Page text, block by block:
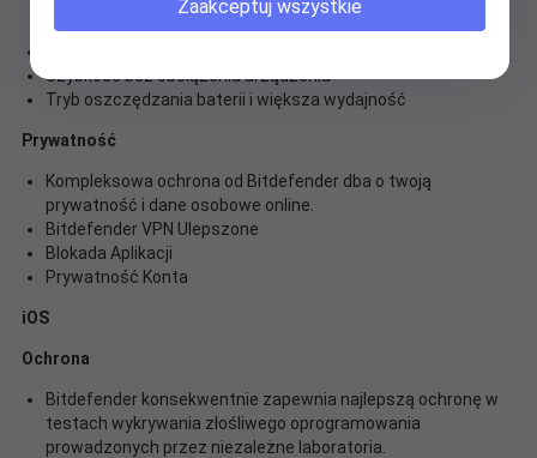
różnych platformach.
Szybkość bez obciążenia urządzenia
Tryb oszczędzania baterii i większa wydajność
Prywatność
Kompleksowa ochrona od Bitdefender dba o twoją
prywatność i dane osobowe online.
Bitdefender VPN Ulepszone
Blokada Aplikacji
Prywatność Konta
iOS
Ochrona
Bitdefender konsekwentnie zapewnia najlepszą ochronę w
testach wykrywania złośliwego oprogramowania
prowadzonych przez niezależne laboratoria.
Zaakceptuj wszystkie